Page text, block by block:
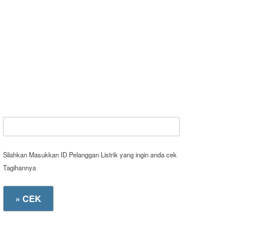
Silahkan Masukkan ID Pelanggan Listrik yang ingin anda cek
Tagihannya